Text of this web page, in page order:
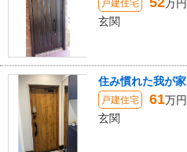
戸建住宅
万円
玄関
住み慣れた我が
戸建住宅 61万円
玄関